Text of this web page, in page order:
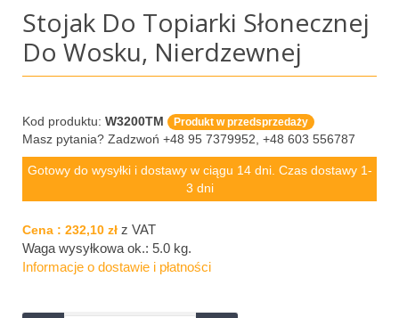
Stojak Do Topiarki Słonecznej
Do Wosku, Nierdzewnej
Kod produktu: W3200TM Produkt w przedsprzedaży
Masz pytania? Zadzwoń +48 95 7379952, +48 603 556787
Gotowy do wysyłki i dostawy w ciągu 14 dni. Czas dostawy 1-
3 dni
Cena : 232,10 zł z VAT
Waga wysyłkowa ok.: 5.0 kg.
Informacje o dostawie i płatności